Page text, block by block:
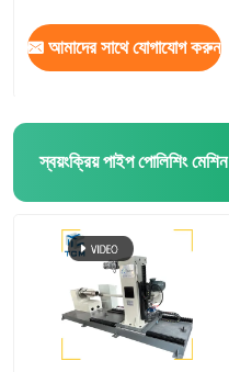
আমাদের সাথে যোগাযোগ করুন
স্বয়ংক্রিয় পাইপ পোলিশিং মেশিন